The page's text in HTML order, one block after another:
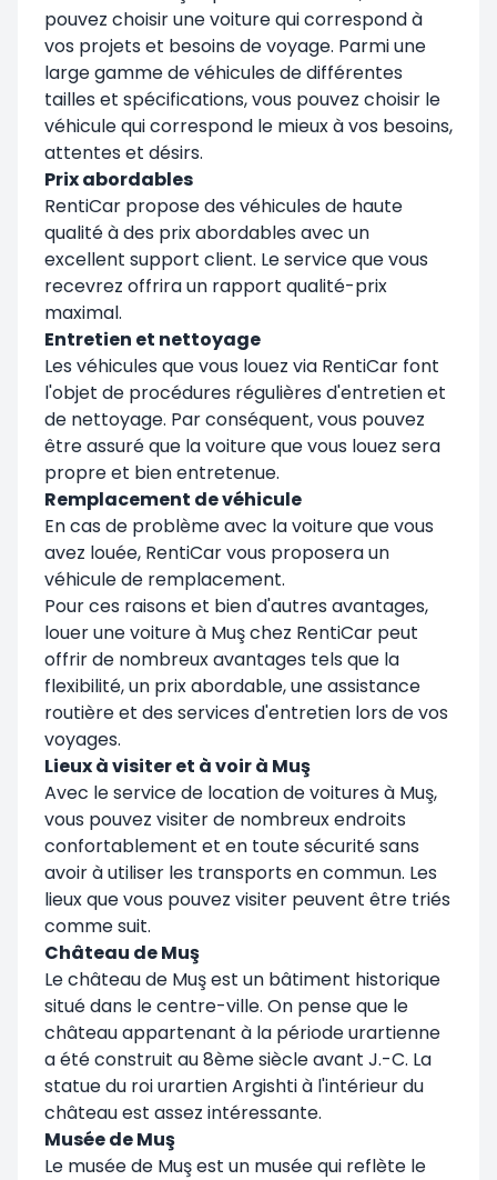
pouvez choisir une voiture qui correspond à
vos projets et besoins de voyage. Parmi une
large gamme de véhicules de différentes
tailles et spécifications, vous pouvez choisir le
véhicule qui correspond le mieux à vos besoins,
attentes et désirs.
Prix abordables
RentiCar propose des véhicules de haute
qualité à des prix abordables avec un
excellent support client. Le service que vous
recevrez offrira un rapport qualité-prix
maximal.
Entretien et nettoyage
Les véhicules que vous louez via RentiCar font
l'objet de procédures régulières d'entretien et
de nettoyage. Par conséquent, vous pouvez
être assuré que la voiture que vous louez sera
propre et bien entretenue.
Remplacement de véhicule
En cas de problème avec la voiture que vous
avez louée, RentiCar vous proposera un
véhicule de remplacement.
Pour ces raisons et bien d'autres avantages,
louer une voiture à Muş chez RentiCar peut
offrir de nombreux avantages tels que la
flexibilité, un prix abordable, une assistance
routière et des services d'entretien lors de vos
voyages.
Lieux à visiter et à voir à Muş
Avec le service de location de voitures à Muş,
vous pouvez visiter de nombreux endroits
confortablement et en toute sécurité sans
avoir à utiliser les transports en commun. Les
lieux que vous pouvez visiter peuvent être triés
comme suit.
Château de Muş
Le château de Muş est un bâtiment historique
situé dans le centre-ville. On pense que le
château appartenant à la période urartienne
a été construit au 8ème siècle avant J.-C. La
statue du roi urartien Argishti à l'intérieur du
château est assez intéressante.
Musée de Muş
Le musée de Muş est un musée qui reflète le